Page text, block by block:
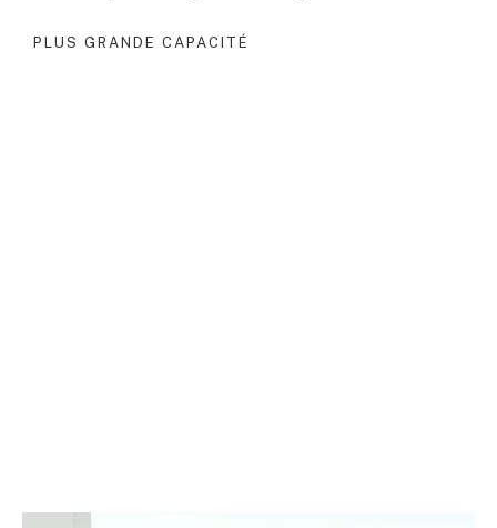
PLUS GRANDE CAPACITÉ